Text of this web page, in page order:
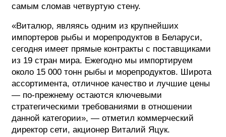
самым сломав четвуртую стену.
«Виталюр, являясь одним из крупнейших
импортеров рыбы и морепродуктов в Беларуси,
сегодня имеет прямые контракты с поставщиками
из 19 стран мира. Ежегодно мы импортируем
около 15 000 тонн рыбы и морепродуктов. Широта
ассортимента, отличное качество и лучшие цены
— по-прежнему остаются ключевыми
стратегическими требованиями в отношении
данной категории», — отметил коммерческий
директор сети, акционер Виталий Яцук.